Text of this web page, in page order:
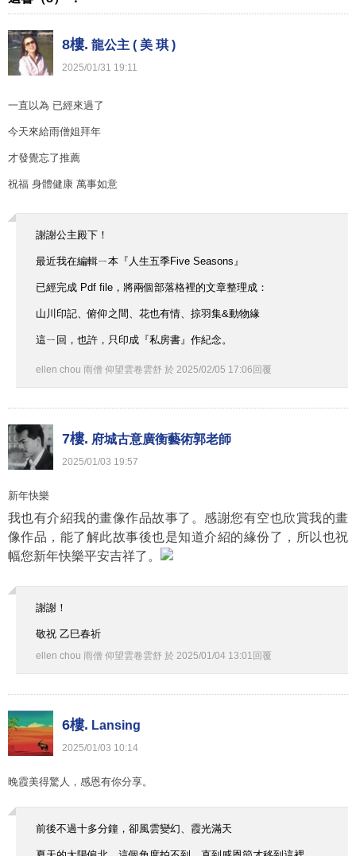
8樓. 龍公主 ( 美 琪 )
2025/01/31 19:11
一直以為 已經來過了
今天來給雨僧姐拜年
才發覺忘了推薦
祝福 身體健康 萬事如意
謝謝公主殿下！
最近我在編輯ㄧ本『人生五季Five Seasons』
已經完成 Pdf file，將兩個部落格裡的文章整理成：
山川印記、俯仰之間、花也有情、掠羽集&動物緣
這ㄧ回，也許，只印成『私房書』作紀念。
ellen chou 雨僧 仰望雲卷雲舒 於 2025/02/05 17:06回覆
7樓. 府城古意廣衡藝術郭老師
2025/01/03 19:57
新年快樂
我也有介紹我的畫像作品故事了 。 感謝您有空也欣賞我的畫
像作品 ， 能了解此故事後也是知道介紹的緣份了 ， 所以也祝
幅您新年快樂平安吉祥了 。
謝謝！
敬祝 乙巳春祈
ellen chou 雨僧 仰望雲卷雲舒 於 2025/01/04 13:01回覆
6樓. Lansing
2025/01/03 10:14
晚霞美得驚人，感恩有你分享。
前後不過十多分鐘，卻風雲變幻、霞光滿天